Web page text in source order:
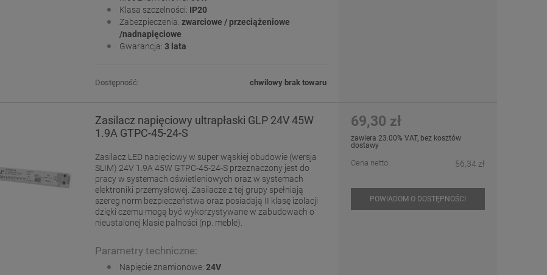
Klasa szczelności: IP20
Zabezpieczenia: zwarciowe / przeciążeniowe
/nadnapięciowe
Gwarancja: 3 lata
Dostępność: chwilowy brak towaru
Zasilacz napięciowy ultrapłaski GLP 24V 45W
1.9A GTPC-45-24-S
Zasilacz LED napięciowy w super wąskiej obudowie (wersja
SLIM) 24V 1.9A 45W GTPC-45-24-S przeznaczony jest do
pracy w systemach oświetleniowych oraz w systemach
elektroniki przemysłowej. Zasilacze z tej grupy spełniają
szereg norm bezpieczeństwa oraz posiadają II klasę izolacji
dzięki czemu mogą być wykorzystywane w zabudowach o
nieustalonej klasie palności (np. meble).
Parametry techniczne:
Napięcie znamionowe: 24V
69,30 zł
zawiera 23.00% VAT, bez kosztów
dostawy
Cena netto: 56,34 zł
POWIADOM O DOSTĘPNOŚCI